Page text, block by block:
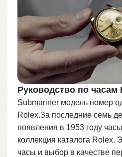
Руководство по часам
Submariner модель номер
Rolex.За последние семь
появления в 1953 году
коллекция каталога Rolex.
часы и выбор в качестве